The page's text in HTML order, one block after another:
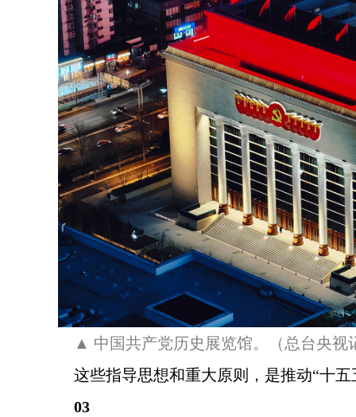
▲ 中国共产党历史展览馆。（总台央视
这些指导思想和重大原则，是推动“十
03